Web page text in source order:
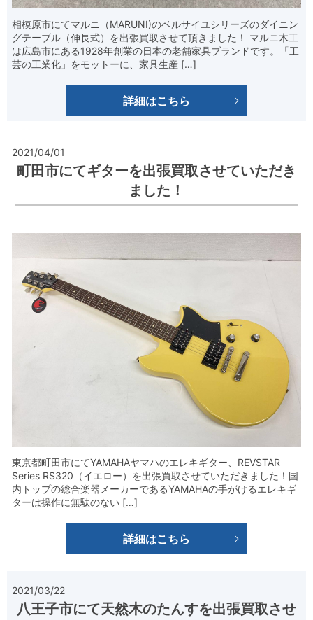
相模原市にてマルニ（MARUNI)のベルサイユシリーズのダイニン
グテーブル（伸長式）を出張買取させて頂きました！ マルニ木工
は広島市にある1928年創業の日本の老舗家具ブランドです。「工
芸の工業化」をモットーに、家具生産 […]
詳細はこちら
2021/04/01
町田市にてギターを出張買取させていただき
ました！
東京都町田市にてYAMAHAヤマハのエレキギター、REVSTAR
Series RS320（イエロー）を出張買取させていただきました！国
内トップの総合楽器メーカーであるYAMAHAの手がけるエレキギ
ターは操作に無駄のない […]
詳細はこちら
2021/03/22
八王子市にて天然木のたんすを出張買取させ